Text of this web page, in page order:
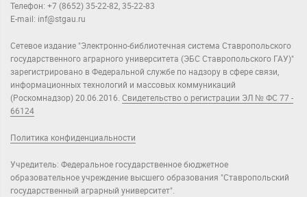
Телефон: +7 (8652) 35-22-82, 35-22-83
E-mail: inf@stgau.ru
Сетевое издание "Электронно-библиотечная система Ставропольского
государственного аграрного университета (ЭБС Ставропольского ГАУ)"
зарегистрировано в Федеральной службе по надзору в сфере связи,
информационных технологий и массовых коммуникаций
(Роскомнадзор) 20.06.2016. Свидетельство о регистрации ЭЛ № ФС 77 -
66124
Политика конфиденциальности
Учредитель: Федеральное государственное бюджетное
образовательное учреждение высшего образования "Ставропольский
государственный аграрный университет".